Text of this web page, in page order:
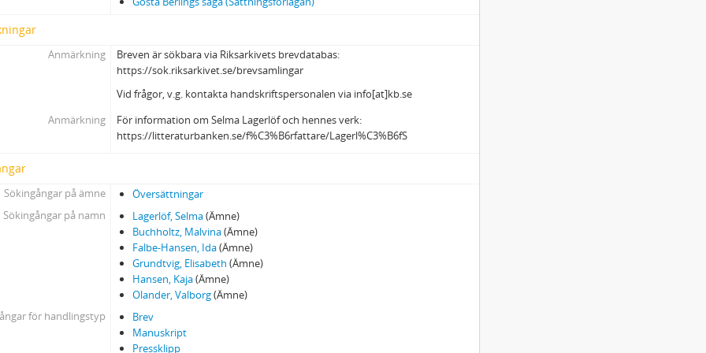
Anmärkning
Breven är sökbara via Riksarkivets brevdatabas:
https://sok.riksarkivet.se/brevsamlingar
Vid frågor, v.g. kontakta handskriftspersonalen via info[at]kb.se
Anmärkning
För information om Selma Lagerlöf och hennes verk:
https://litteraturbanken.se/f%C3%B6rfattare/Lagerl%C3%B6fS
Sökingångar på ämne
Översättningar
Sökingångar på namn
Lagerlöf, Selma(Ämne)
Buchholtz, Malvina(Ämne)
Falbe-Hansen, Ida(Ämne)
Grundtvig, Elisabeth (Ämne)
Hansen, Kaja(Ämne)
Olander, Valborg(Ämne)
för handlingstyp
Brev
Manuskript
Pressklipp